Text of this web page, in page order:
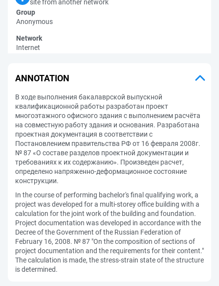
site from another network
Group
Anonymous
Network
Internet
ANNOTATION
В ходе выполнения бакалаврской выпускной
квалификационной работы разработан проект
многоэтажного офисного здания с выполнением расчёта
на совместную работу здания и основания. Разработана
проектная документация в соответствии с
Постановлением правительства РФ от 16 февраля 2008г.
№ 87 «О составе разделов проектной документации и
требованиях к их содержанию». Произведен расчет,
определено напряженно-деформационное состояние
конструкции.
In the course of performing bachelor's final qualifying work, a
project was developed for a multi-storey office building with a
calculation for the joint work of the building and foundation.
Project documentation was developed in accordance with the
Decree of the Government of the Russian Federation of
February 16, 2008. № 87 "On the composition of sections of
project documentation and the requirements for their content."
The calculation is made, the stress-strain state of the structure
is determined.